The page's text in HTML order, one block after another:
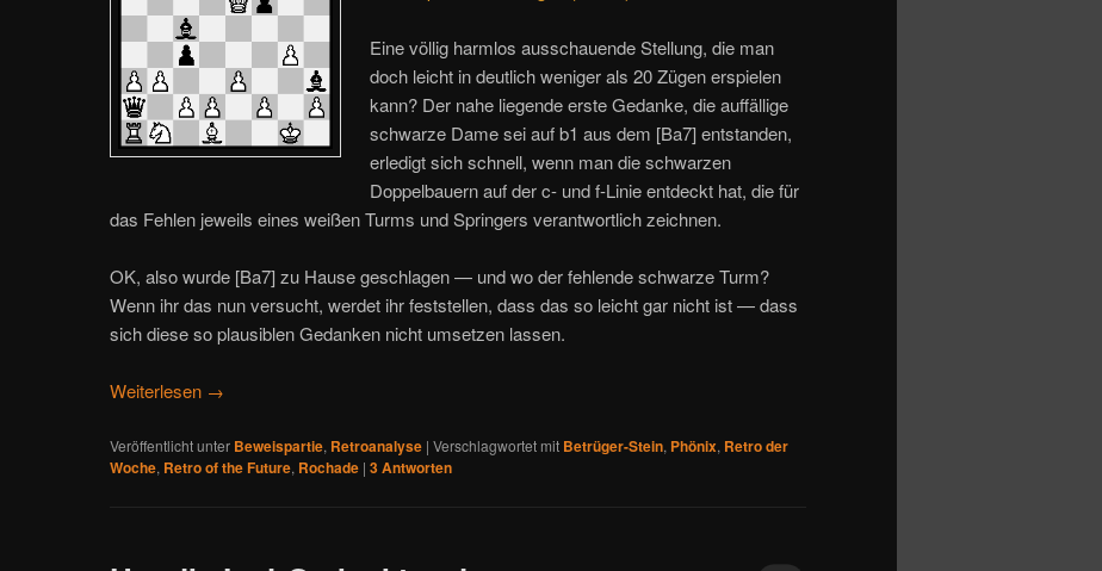
Eine völlig harmlos ausschauende Stellung, die man
doch leicht in deutlich weniger als 20 Zügen erspielen
kann? Der nahe liegende erste Gedanke, die auffällige
schwarze Dame sei auf b1 aus dem [Ba7] entstanden,
erledigt sich schnell, wenn man die schwarzen
Doppelbauern auf der c- und f-Linie entdeckt hat, die für
das Fehlen jeweils eines weißen Turms und Springers verantwortlich zeichnen.
OK, also wurde [Ba7] zu Hause geschlagen — und wo der fehlende schwarze Turm?
Wenn ihr das nun versucht, werdet ihr feststellen, dass das so leicht gar nicht ist — dass
sich diese so plausiblen Gedanken nicht umsetzen lassen.
Weiterlesen →
Veröffentlicht unter Beweispartie, Retroanalyse | Verschlagwortet mit Betrüger-Stein, Phönix, Retro der
Woche, Retro of the Future, Rochade | 3Antworten